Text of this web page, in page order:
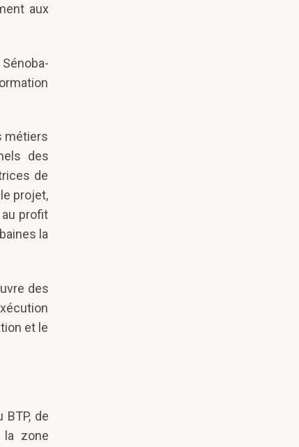
aux
métiers
des
de
projet,
profit
la
des
et le
de
la zone